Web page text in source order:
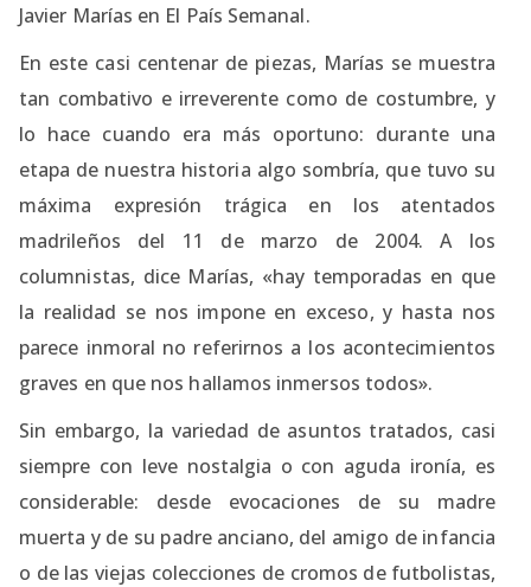
Javier Marías en El País Semanal.
En este casi centenar de piezas, Marías se muestra
tan combativo e irreverente como de costumbre, y
lo hace cuando era más oportuno: durante una
etapa de nuestra historia algo sombría, que tuvo su
máxima expresión trágica en los atentados
madrileños del 11 de marzo de 2004. A los
columnistas, dice Marías, «hay temporadas en que
la realidad se nos impone en exceso, y hasta nos
parece inmoral no referirnos a los acontecimientos
graves en que nos hallamos inmersos todos».
Sin embargo, la variedad de asuntos tratados, casi
siempre con leve nostalgia o con aguda ironía, es
considerable: desde evocaciones de su madre
muerta y de su padre anciano, del amigo de infancia
o de las viejas colecciones de cromos de futbolistas,